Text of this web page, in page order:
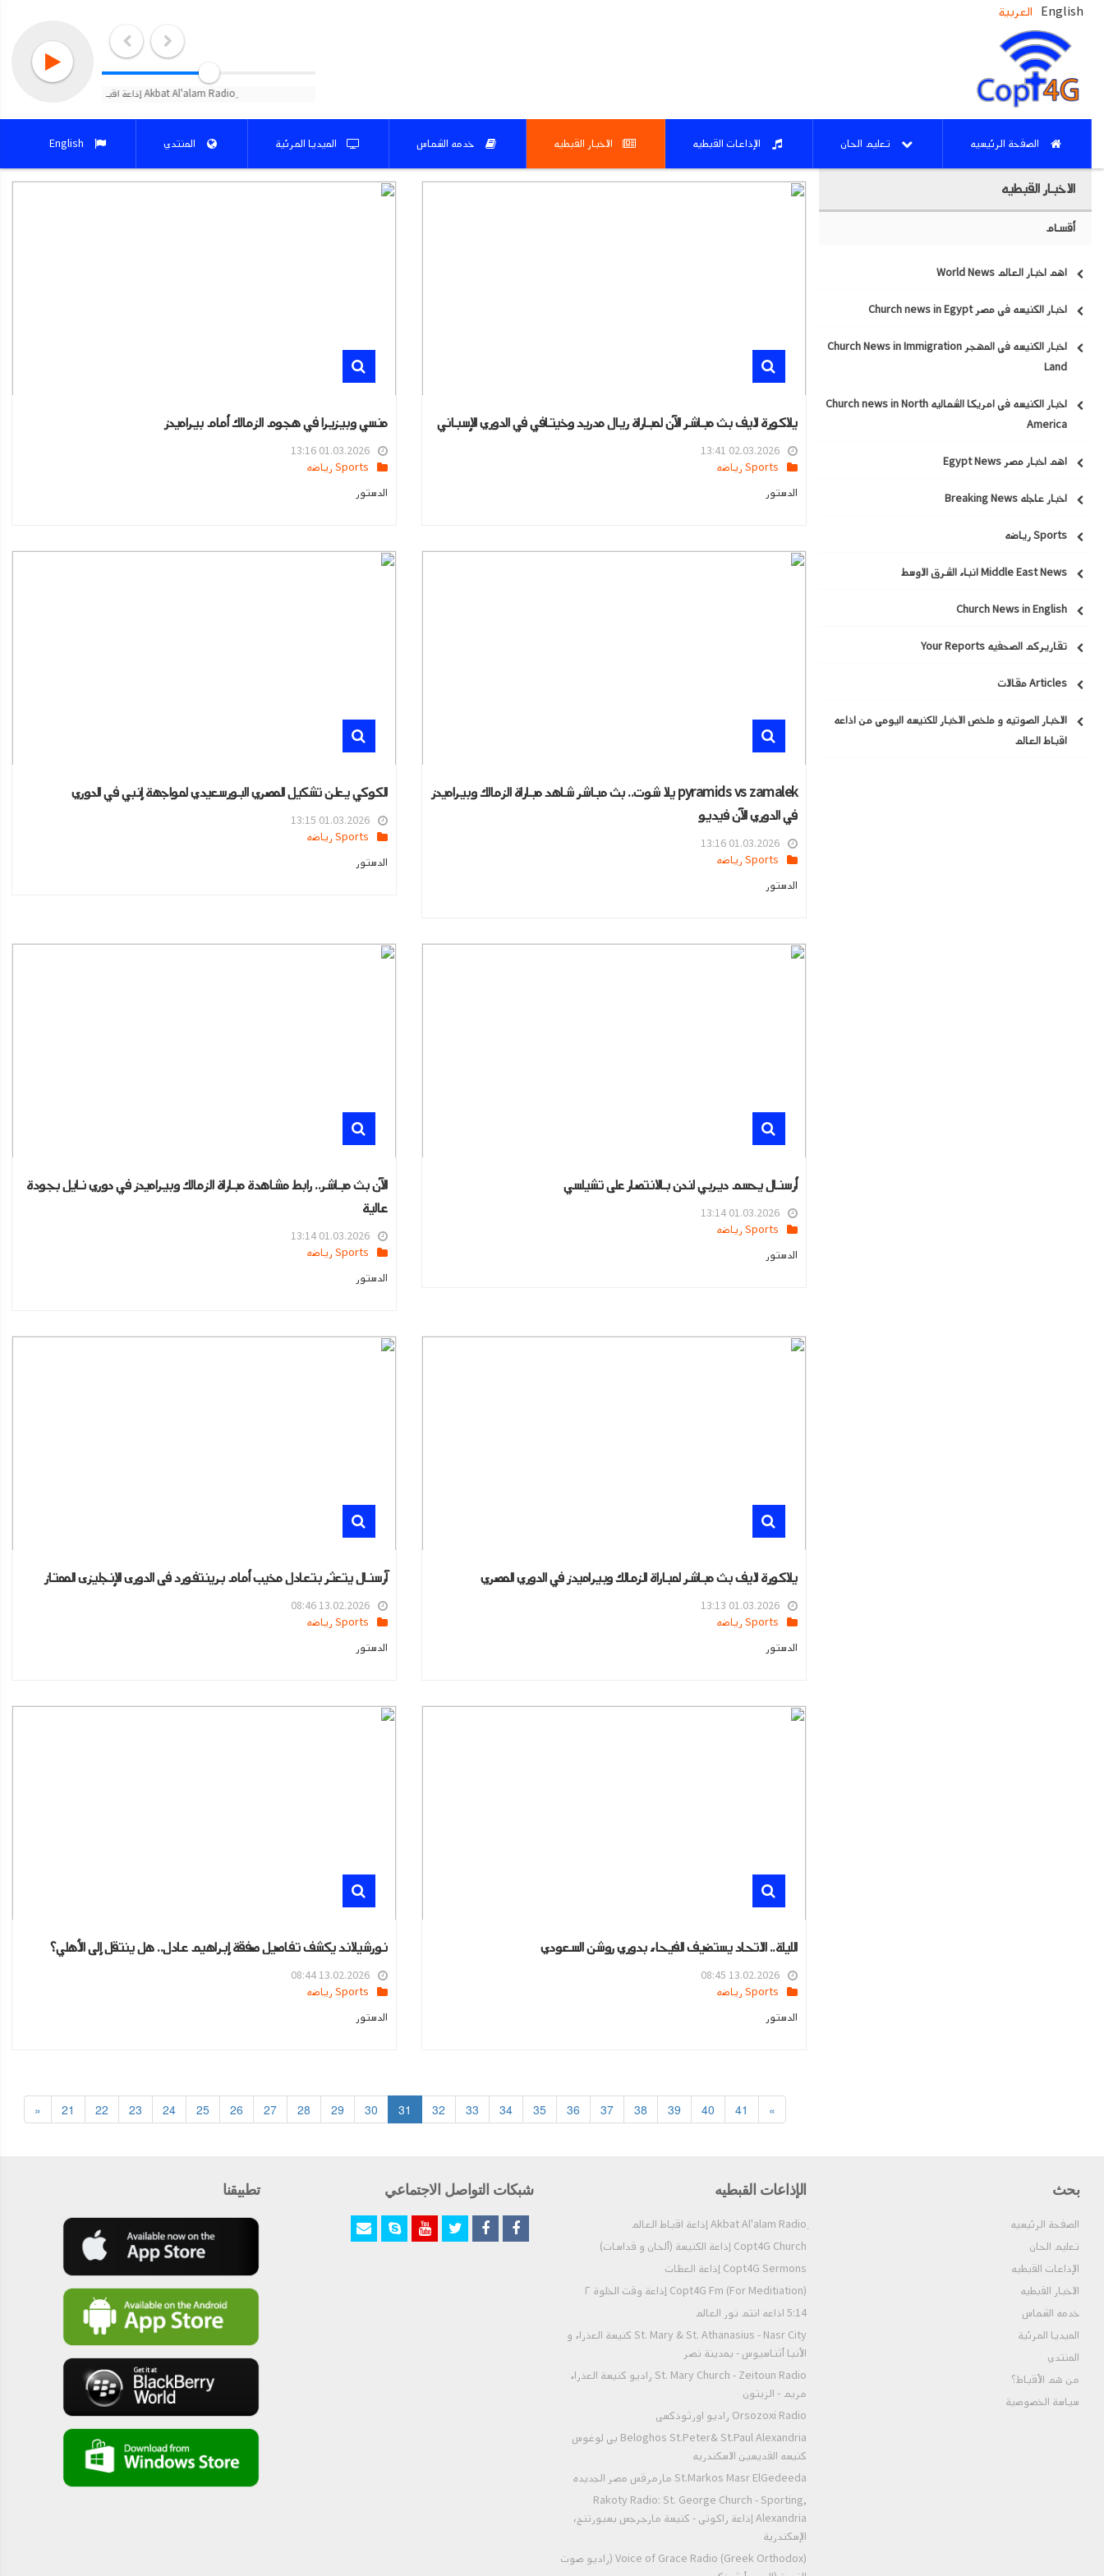
English العربية
الصفحة الرئيسيه تعليم الحان الإذاعات القبطيه الاخبار القبطيه خدمه الشماس الميديا المرئية المنتدي English
الاخبار القبطيه
أقسام
اهم اخبار العالم World News
اخبار الكنيسه في مصر Church news in Egypt
اخبار الكنيسه في المهجر Church News in Immigration
Land
اخبار الكنيسه في امريكا الشماليه Church news in North
America
اهم اخبار مصر Egypt News
اخبار عاجله Breaking News
Sports رياضه
Middle East News انباء الشرق الاوسط
Church News in English
تقاريركم الصحفيه Your Reports
Articles مقالات
الاخبار الصوتيه و ملخص الاخبار للكنيسه اليومي من اذاعه
اقباط العالم
يلاكورة لايف بث مباشر الآن لمباراة ريال مدريد وخيتافي في الدوري الإسباني
02.03.2026 13:41
Sports رياضه
الدستور
منسي وبيزيرا في هجوم الزمالك أمام بيراميدز
01.03.2026 13:16
Sports رياضه
الدستور
pyramids vs zamalek يلا شوت.. بث مباشر شاهد مباراة الزمالك وبيراميدز
في الدوري الآن فيديو
01.03.2026 13:16
Sports رياضه
الدستور
الكوكي يعلن تشكيل المصري البورسعيدي لمواجهة إنبي في الدوري
01.03.2026 13:15
Sports رياضه
الدستور
أرسنال يحسم ديربي لندن بالانتصار على تشيلسي
01.03.2026 13:14
Sports رياضه
الدستور
الآن بث مباشر.. رابط مشاهدة مباراة الزمالك وبيراميدز في دوري نايل بجودة
عالية
01.03.2026 13:14
Sports رياضه
الدستور
يلاكورة لايف بث مباشر لمباراة الزمالك وبيراميدز في الدوري المصري
01.03.2026 13:13
Sports رياضه
الدستور
آرسنال يتعثر بتعادل مخيب أمام برينتفورد فى الدورى الإنجليزى الممتاز
13.02.2026 08:46
Sports رياضه
الدستور
الليلة.. الاتحاد يستضيف الفيحاء بدوري روشن السعودي
13.02.2026 08:45
Sports رياضه
الدستور
نورشيلاند يكشف تفاصيل صفقة إبراهيم عادل.. هل ينتقل إلى الأهلي؟
13.02.2026 08:44
Sports رياضه
الدستور
« 21 22 23 24 25 26 27 28 29 30 31 32 33 34 35 36 37 38 39 40 41 »
بحث
الصفحة الرئيسيه
تعليم الحان
الإذاعات القبطيه
الاخبار القبطيه
خدمه الشماس
الميديا المرئية
المنتدي
من هم الأقباط؟‎
سياسة الخصوصية
الإذاعات القبطيه
Copt4G Church إذاعة الكنيسة (ألحان و قداسات)
Copt4G Sermons إذاعة العظات
Copt4G Fm (For Meditiation) إذاعة وقت الخلوة ٢
5:14 اذاعه انتم نور العالم
St. Mary & St. Athanasius - Nasr City كنيسة العذراء و
الأنبا أثناسيوس - بمدينة نصر
St. Mary Church - Zeitoun Radio راديو كنيسة العذراء
مريم - الزيتون
Orsozoxi Radio راديو اورثوذكسى
Beloghos St.Peter& St.Paul Alexandria بي لوغوس
كنيسه القديسين الاسكندريه
St.Markos Masr ElGedeeda مارمرقس مصر الجديده
Rakoty Radio: St. George Church - Sporting,
Alexandria إذاعة راكوتى - كنيسة مارجرجس بسبورتنج،
الإسكندرية
Voice of Grace Radio (Greek Orthodox) (راديو صوت
شبكات التواصل الاجتماعي تطبيقنا